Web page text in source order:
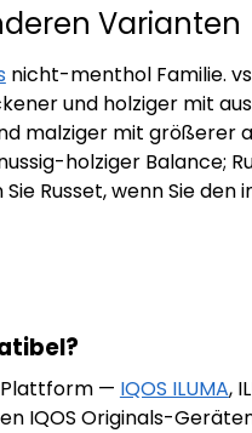
Varianten
nicht-menthol Familie. vs
und holziger mit
malziger mit größerer
holziger Balance;
Russet, wenn Sie
Plattform — IQOS ILUMA,
Originals-Geräten